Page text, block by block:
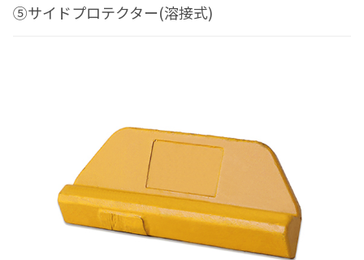
⑤サイドプロテクター(溶接式)